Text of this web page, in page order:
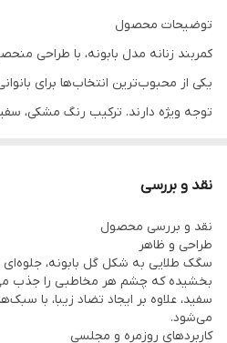
توضیحات محصول
کمربند زنانه مدل بابونه، با طراحی
یکی از محبوب‌ترین انتخاب‌ها برای
توجه ویژه دارند. ترکیب رنگ مشکی،
می‌کند.
نقد و بررسی
نقد و بررسی محصول
طراحی و ظاهر
سگک طلایی به شکل گل بابونه، جلوه‌ای
بخشیده که چشم هر مخاطبی را جذب
سفید، علاوه بر ایجاد تضاد زیبا، با
می‌شود.
کاربردهای روزمره و مجلسی